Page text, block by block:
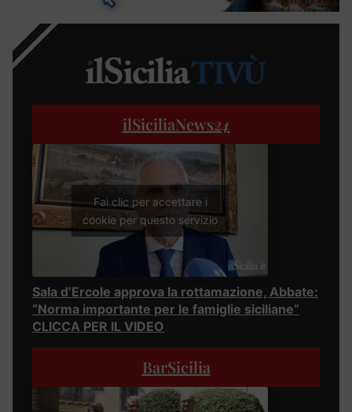
ilSiciliaNews24
Fai clic per accettare i
cookie per questo servizio
Sala d’Ercole approva la rottamazione, Abbate:
“Norma importante per le famiglie siciliane”
CLICCA PER IL VIDEO
BarSicilia